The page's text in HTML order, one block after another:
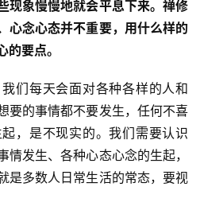
现象慢慢地就会平息下来。禅修
心念心态并不重要，用什么样的
要点。
们每天会面对各种各样的人和
要的事情都不要发生，任何不喜
，是不现实的。我们需要认识
情发生、各种心态心念的生起，
是多数人日常生活的常态，要视